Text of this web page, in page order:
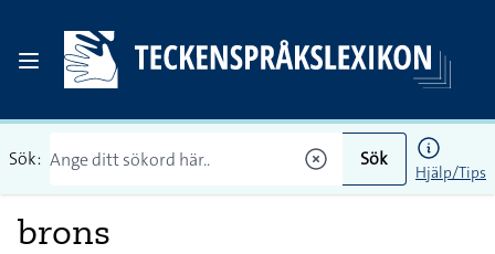
Sök: Sök
Hjälp/Tips
brons